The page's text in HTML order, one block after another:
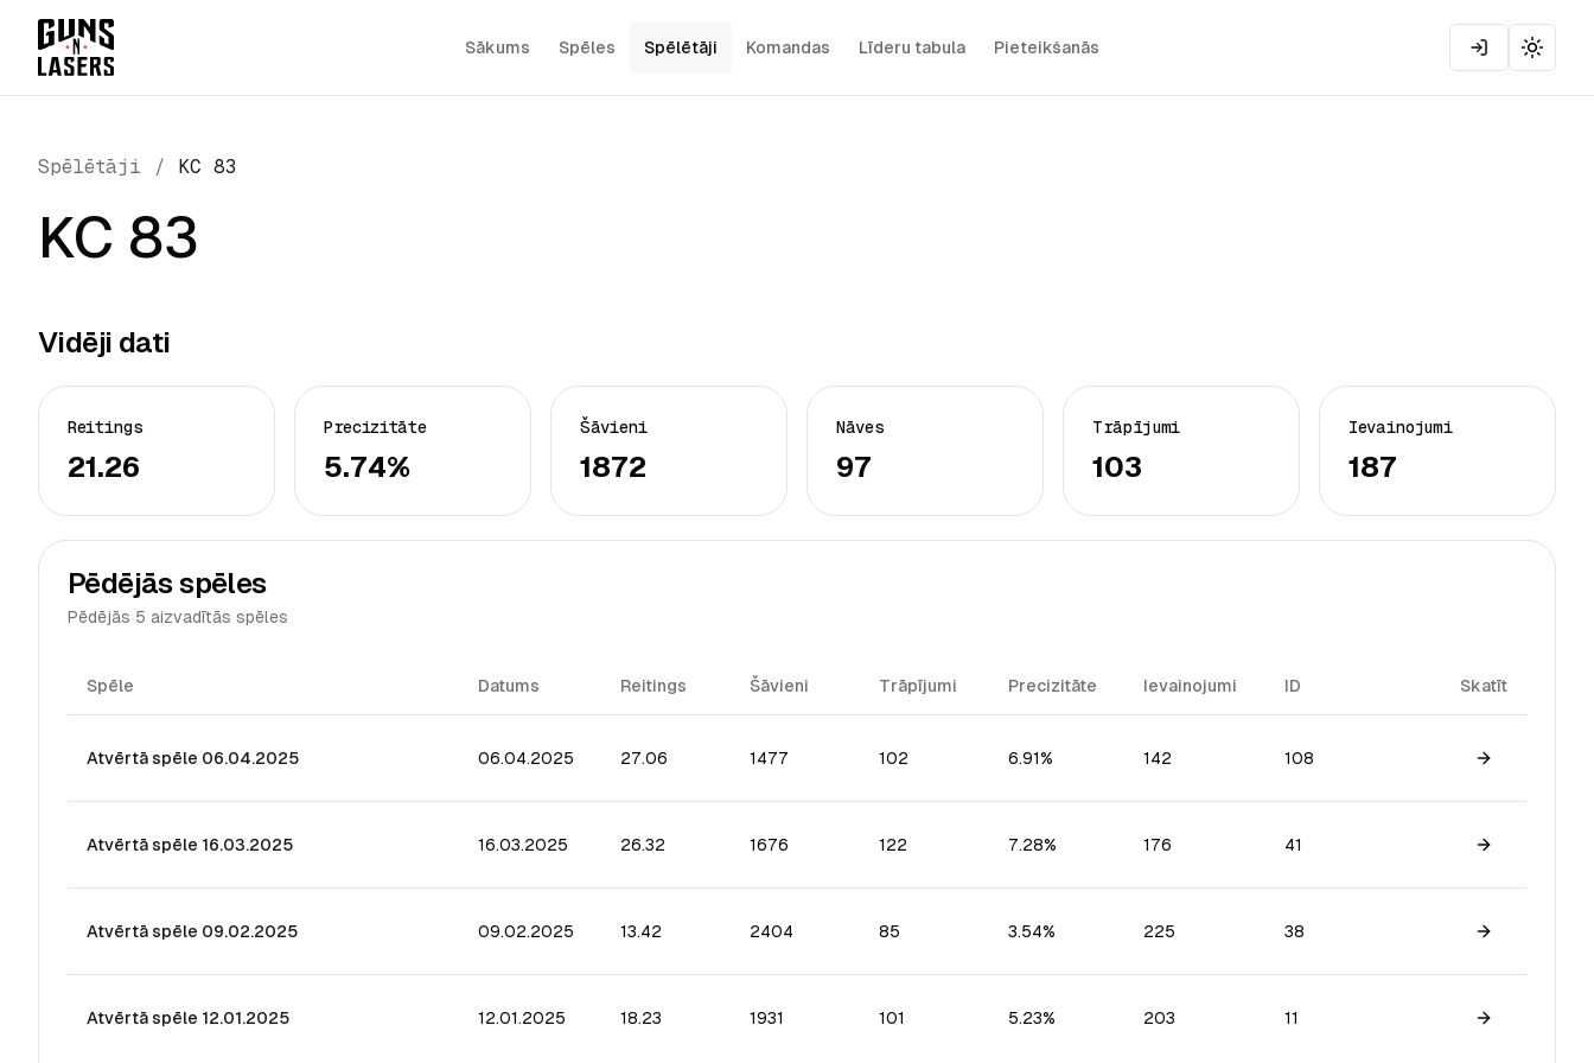
Sākums Spēles Spēlētāji Komandas Līderu tabula Pieteikšanās
Toggle
Spēlētāji / KC 83
KC 83
Vidēji dati
Reitings
21.26
Precizitāte
5.74%
Šāvieni
1872
Nāves
97
Trāpījumi
103
Ievainojumi
187
Pēdējās spēles
Pēdējās 5 aizvadītās spēles
Spēle Datums Reitings Šāvieni Trāpījumi Precizitāte Ievainojumi ID Skatīt
Atvērtā spēle 06.04.2025 06.04.2025 27.06 1477 102 6.91% 142 108
View game
Atvērtā spēle 16.03.2025 16.03.2025 26.32 1676 122 7.28% 176 41
View game
Atvērtā spēle 09.02.2025 09.02.2025 13.42 2404 85 3.54% 225 38
View game
Atvērtā spēle 12.01.2025 12.01.2025 18.23 1931 101 5.23% 203 11
View game